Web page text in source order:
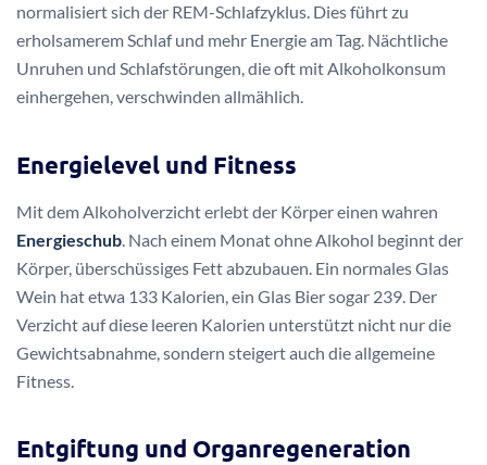
normalisiert sich der REM-Schlafzyklus. Dies führt zu
erholsamerem Schlaf und mehr Energie am Tag. Nächtliche
Unruhen und Schlafstörungen, die oft mit Alkoholkonsum
einhergehen, verschwinden allmählich.
Energielevel und Fitness
Mit dem Alkoholverzicht erlebt der Körper einen wahren
Energieschub. Nach einem Monat ohne Alkohol beginnt der
Körper, überschüssiges Fett abzubauen. Ein normales Glas
Wein hat etwa 133 Kalorien, ein Glas Bier sogar 239. Der
Verzicht auf diese leeren Kalorien unterstützt nicht nur die
Gewichtsabnahme, sondern steigert auch die allgemeine
Fitness.
Entgiftung und Organregeneration